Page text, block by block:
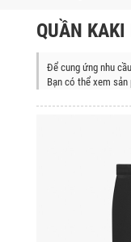
QUẦN
Để cung ứng nhu
Bạn có thể xem